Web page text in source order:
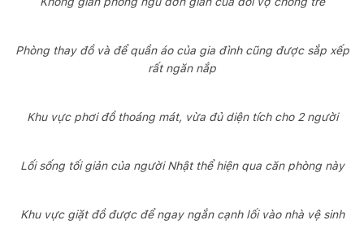
Phòng thay đồ và để quần áo của gia đình cũng được sắp xếp
rất ngăn nắp
Khu vực phơi đồ thoáng mát, vừa đủ diện tích cho 2 người
Lối sống tối giản của người Nhật thể hiện qua căn phòng này
Khu vực giặt đồ được để ngay ngắn cạnh lối vào nhà vệ sinh